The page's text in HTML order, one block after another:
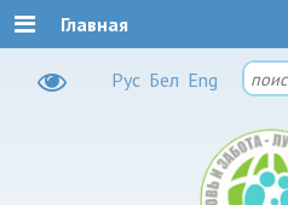
Рус Бел Eng
Главная